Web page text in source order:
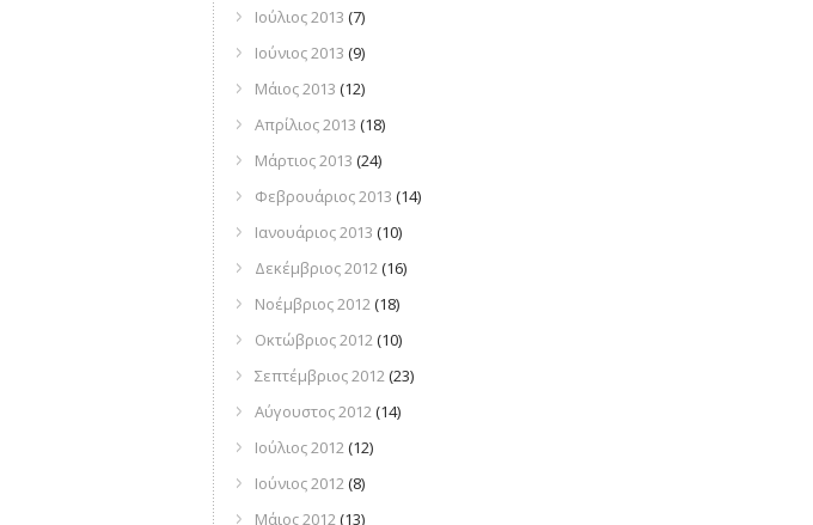
Ιούλιος 2013 (7)
Ιούνιος 2013 (9)
Μάιος 2013 (12)
Απρίλιος 2013 (18)
Μάρτιος 2013 (24)
Φεβρουάριος 2013 (14)
Ιανουάριος 2013 (10)
Δεκέμβριος 2012(16)
Νοέμβριος 2012(18)
Οκτώβριος 2012(10)
Σεπτέμβριος 2012(23)
Αύγουστος 2012(14)
Ιούλιος 2012(12)
Ιούνιος 2012(8)
Μάιος 2012(13)